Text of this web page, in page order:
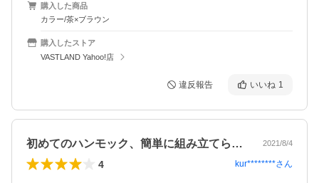
購入した商品
カラー/茶×ブラウン
購入したストア
VASTLAND Yahoo!店
違反報告 いいね 1
初めてのハンモック、簡単に組み立てられ… 2021/8/4
4 kur********さん